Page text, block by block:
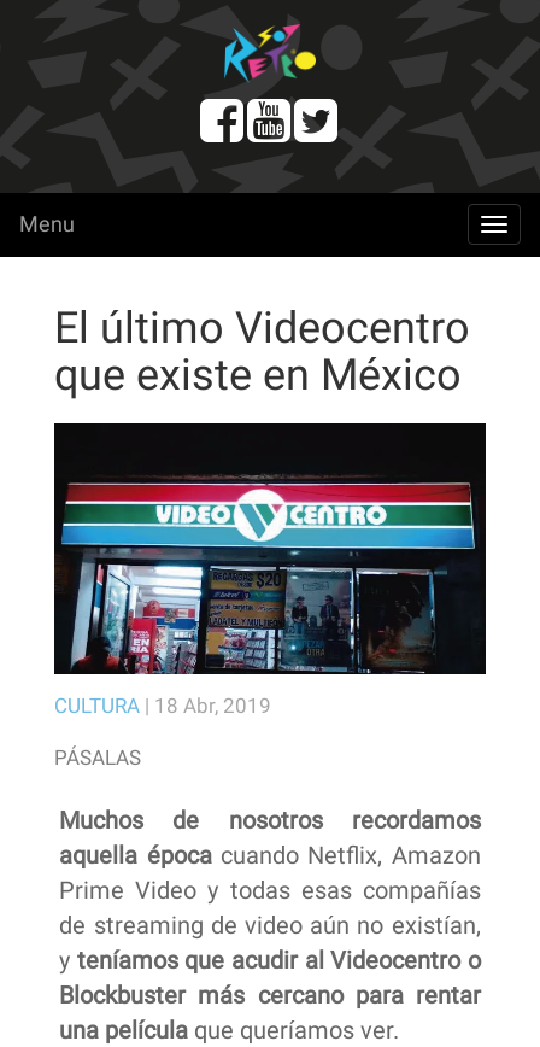
menu
Menu
El último Videocentro
que existe en México
CULTURA | 18 Abr, 2019
PÁSALAS
Muchos de nosotros recordamos
aquella épocacuando Netflix, Amazon
Prime Video y todas esas compañías
de streaming de video aún no existían,
y teníamos que acudir al Videocentro o
Blockbuster más cercano para rentar
una película que queríamos ver.